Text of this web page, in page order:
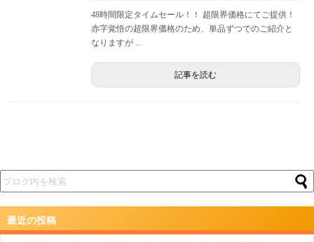
48時間限定タイムセール！！ 超限界価格にてご提供！
赤字覚悟の超限界価格のため、単品ずつでのご紹介と
なりますが ...
記事を読む
最近の投稿